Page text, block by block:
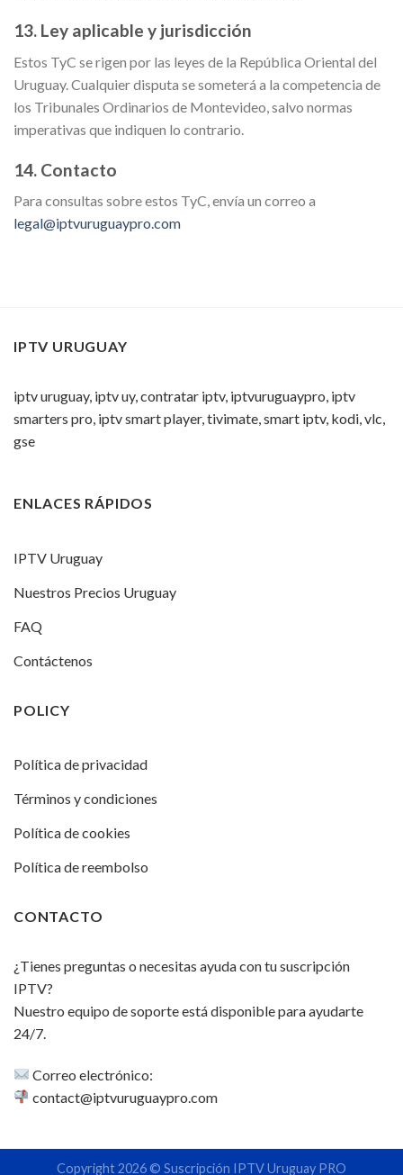
13. Ley aplicable y jurisdicción
Estos TyC se rigen por las leyes de la República Oriental del
Uruguay. Cualquier disputa se someterá a la competencia de
los Tribunales Ordinarios de Montevideo, salvo normas
imperativas que indiquen lo contrario.
14. Contacto
Para consultas sobre estos TyC, envía un correo a
legal@iptvuruguaypro.com
IPTV URUGUAY
iptv uruguay, iptv uy, contratar iptv, iptvuruguaypro, iptv
smarters pro, iptv smart player, tivimate, smart iptv, kodi, vlc,
gse
ENLACES RÁPIDOS
IPTV Uruguay
Nuestros Precios Uruguay
FAQ
Contáctenos
POLICY
Política de privacidad
Términos y condiciones
Política de cookies
Política de reembolso
CONTACTO
¿Tienes preguntas o necesitas ayuda con tu suscripción
IPTV?
Nuestro equipo de soporte está disponible para ayudarte
24/7.
Correo electrónico:
contact@iptvuruguaypro.com
Copyright 2026 © Suscripción IPTV Uruguay PRO